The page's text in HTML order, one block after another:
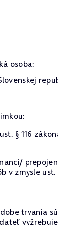
osoba:
§ 116
v zmysle ust.
trvania